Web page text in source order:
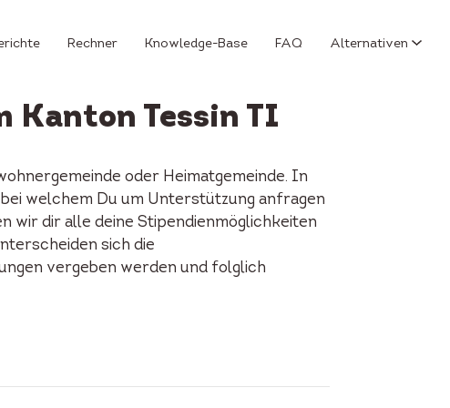
Rechner Knowledge-Base FAQ Alternativen
Kanton Tessin TI
oder Heimatgemeinde. In
welchem Du um Unterstützung anfragen
wir dir alle deine Stipendienmöglichkeiten
sich die
vergeben werden und folglich